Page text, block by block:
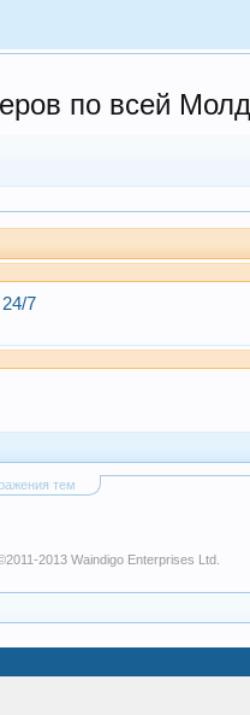
по всей
7
тем
2013 Waindigo Enterprises Ltd.